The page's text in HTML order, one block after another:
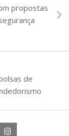
propostas
de